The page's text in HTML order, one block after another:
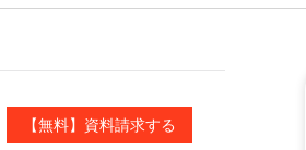
【無料】資料請求する